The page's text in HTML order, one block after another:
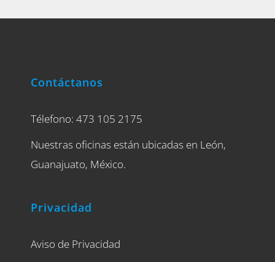
Contáctanos
Télefono: 473 105 2175
Nuestras oficinas están ubicadas en León,
Guanajuato, México.
Privacidad
Aviso de Privacidad